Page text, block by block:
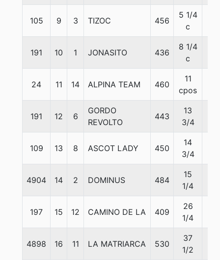
105 9 3 TIZOC 456
5 1/4
c
191 10 1 JONASITO 436
8 1/4
c
24 11 14 ALPINA TEAM 460
11
cpos
191 12 6
GORDO
REVOLTO
443
13
3/4
109 13 8 ASCOT LADY 450
14
3/4
4904 14 2 DOMINUS 484
15
1/4
197 15 12 CAMINO DE LA 409
26
1/4
4898 16 11 LA MATRIARCA 530
37
1/2